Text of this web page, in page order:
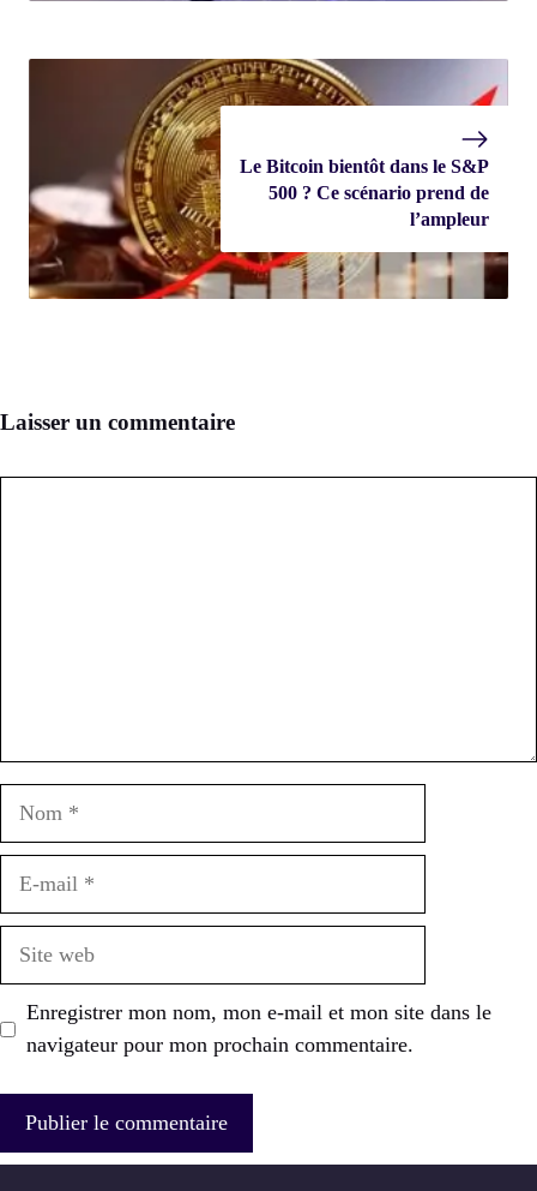
Le Bitcoin bientôt dans le S&P
500 ? Ce scénario prend de
l’ampleur
Laisser un commentaire
Enregistrer mon nom, mon e-mail et mon site dans le
navigateur pour mon prochain commentaire.